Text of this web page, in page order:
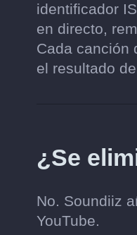
identificador
en directo,
Cada canción
el resultado
¿Se
No. Soundiiz
YouTube.